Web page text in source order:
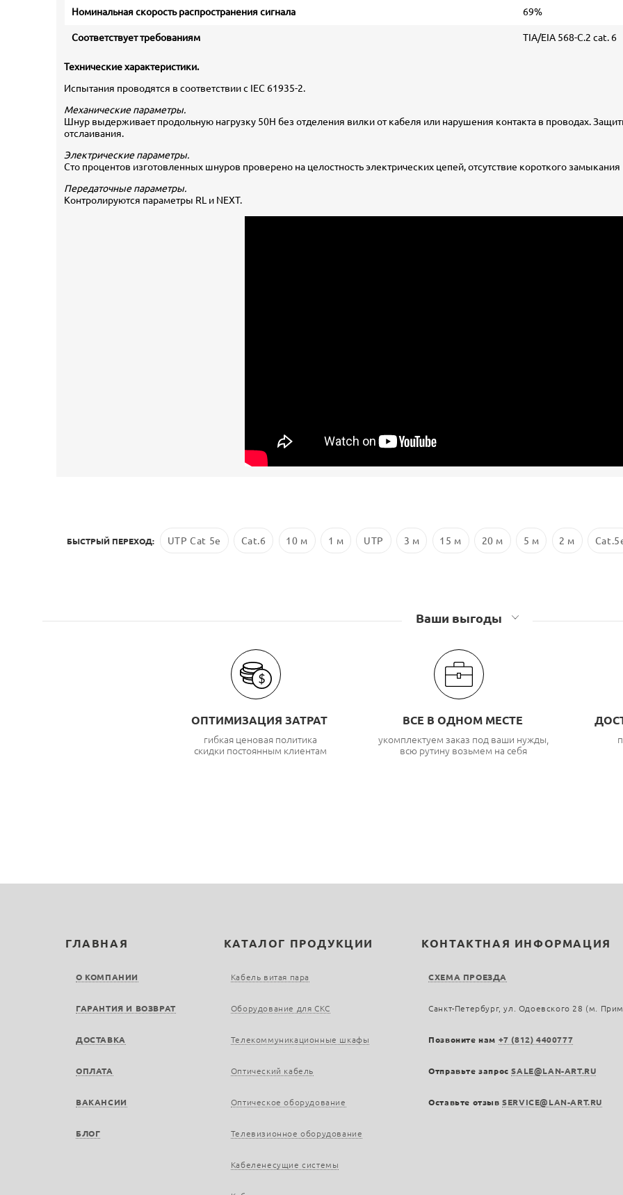
Номинальная скорость распространения сигнала 69%
Соответствует требованиям TIA/EIA 568-C.2 cat. 6
Технические характеристики.
Испытания проводятся в соответствии с IEC 61935-2.
Механические параметры.
Шнур выдерживает продольную нагрузку 50Н без отделения вилки от кабеля или нарушения контакта в проводах.
отслаивания.
Электрические параметры.
Сто процентов изготовленных шнуров проверено на целостность электрических цепей, отсутствие короткого замыкания
Передаточные параметры.
Контролируются параметры RL и NEXT.
БЫСТРЫЙ ПЕРЕХОД: UTP Cat 5e Cat.6 10 м 1 м UTP 3 м 15 м 20 м 5 м 2 м
Ваши выгоды
ОПТИМИЗАЦИЯ ЗАТРАТ
гибкая ценовая политика
скидки постоянным клиентам
ВСЕ В ОДНОМ МЕСТЕ
укомплектуем заказ под ваши нужды,
всю рутину возьмем на себя
ГЛАВНАЯ
О КОМПАНИИ
ГАРАНТИЯ И ВОЗВРАТ
ДОСТАВКА
ОПЛАТА
ВАКАНСИИ
БЛОГ
КАТАЛОГ ПРОДУКЦИИ
Кабель витая пара
Оборудование для СКС
Телекоммуникационные шкафы
Оптический кабель
Оптическое оборудование
Телевизионное оборудование
Кабеленесущие системы
КОНТАКТНАЯ ИНФОРМАЦИЯ
СХЕМА ПРОЕЗДА
Санкт-Петербург, ул. Одоевского 28 (м.
Позвоните нам +7 (812) 4400777
Отправьте запросSALE@LAN-ART.RU
Оставьте отзывSERVICE@LAN-ART.RU